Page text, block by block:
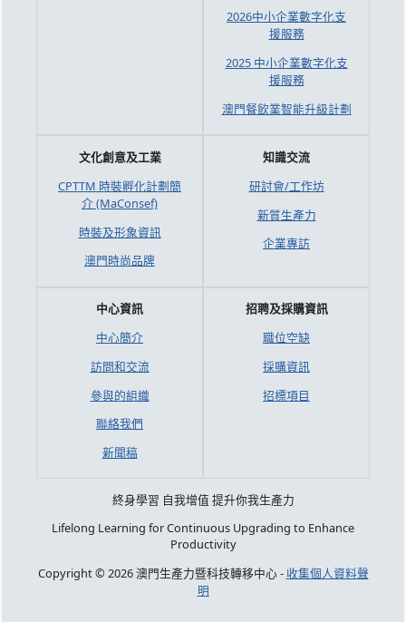
2026中小企業數字化支
援服務
2025 中小企業數字化支
援服務
澳門餐飲業智能升級計劃
文化創意及工業
CPTTM 時裝孵化計劃簡
介 (MaConsef)
時裝及形象資訊
澳門時尚品牌
知識交流
研討會/工作坊
新質生產力
企業專訪
中心資訊
中心簡介
訪問和交流
參與的組織
聯絡我們
新聞稿
招聘及採購資訊
職位空缺
採購資訊
招標項目
終身學習 自我增值 提升你我生產力
Lifelong Learning for Continuous Upgrading to Enhance
Productivity
Copyright © 2026 澳門生產力暨科技轉移中心 - 收集個人資料聲
明